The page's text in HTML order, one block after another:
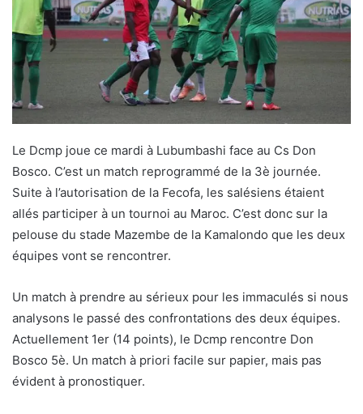
Le Dcmp joue ce mardi à Lubumbashi face au Cs Don
Bosco. C’est un match reprogrammé de la 3è journée.
Suite à l’autorisation de la Fecofa, les salésiens étaient
allés participer à un tournoi au Maroc. C’est donc sur la
pelouse du stade Mazembe de la Kamalondo que les deux
équipes vont se rencontrer.
Un match à prendre au sérieux pour les immaculés si nous
analysons le passé des confrontations des deux équipes.
Actuellement 1er (14 points), le Dcmp rencontre Don
Bosco 5è. Un match à priori facile sur papier, mais pas
évident à pronostiquer.